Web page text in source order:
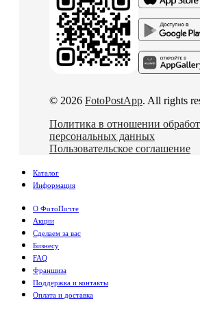
© 2026 FotoPostApp. All rights
Политика в отношении
персональных данных
Пользовательское соглашение
Каталог
Информация
О ФотоПочте
Акции
Сделаем за вас
Бизнесу
FAQ
Франшиза
Поддержка и контакты
Оплата и доставка